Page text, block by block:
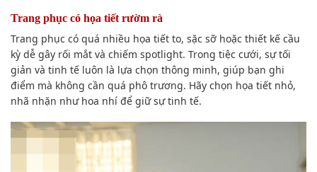
Trang phục có họa tiết rườm rà
Trang phục có quá nhiều họa tiết to, sặc sỡ hoặc thiết kế cầu
kỳ dễ gây rối mắt và chiếm spotlight. Trong tiệc cưới, sự tối
giản và tinh tế luôn là lựa chọn thông minh, giúp bạn ghi
điểm mà không cần quá phô trương. Hãy chọn họa tiết nhỏ,
nhã nhặn như hoa nhí để giữ sự tinh tế.